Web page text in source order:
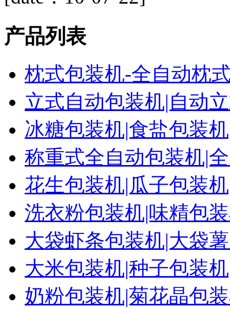
产品列表
枕式包装机-全自动枕
立式自动包装机|自动
冰糖包装机|食盐包装
称重式全自动包装机|
花生包装机|瓜子包装
洗衣粉包装机|味精包
大袋虾条包装机|大袋
大米包装机|种子包装
奶粉包装机|菊花晶包